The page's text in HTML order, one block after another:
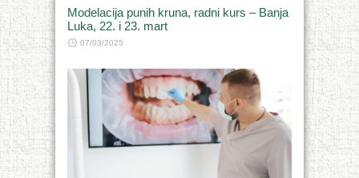
Modelacija punih kruna, radni kurs – Banja
Luka, 22. i 23. mart
07/03/2025